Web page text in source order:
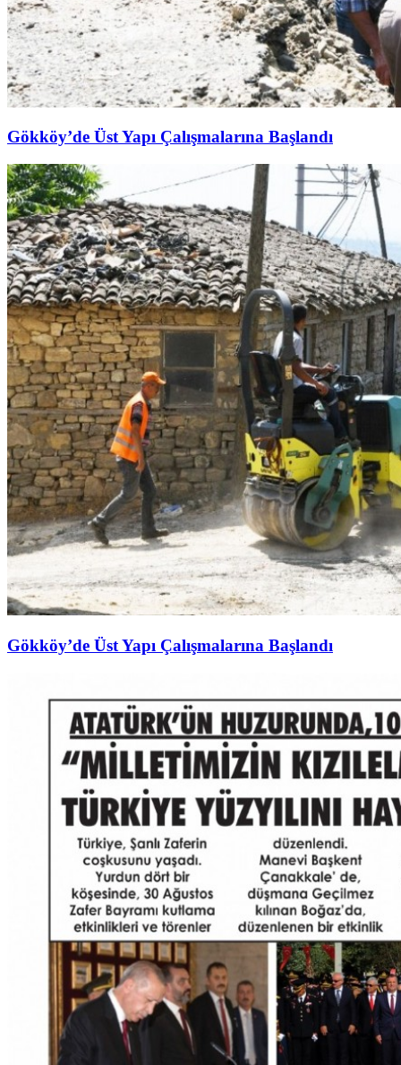
Gökköy’de Üst Yapı Çalışmalarına Başlandı
Gökköy’de Üst Yapı Çalışmalarına Başlandı